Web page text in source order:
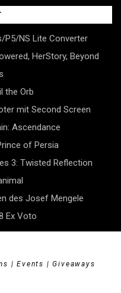
P5/NS Lite Converter
HerStory, Beyond
the Orb
mit Second Screen
Ascendance
of Persia
3: Twisted Reflection
des Josef Mengele
Ex Voto
| Events | Giveaways